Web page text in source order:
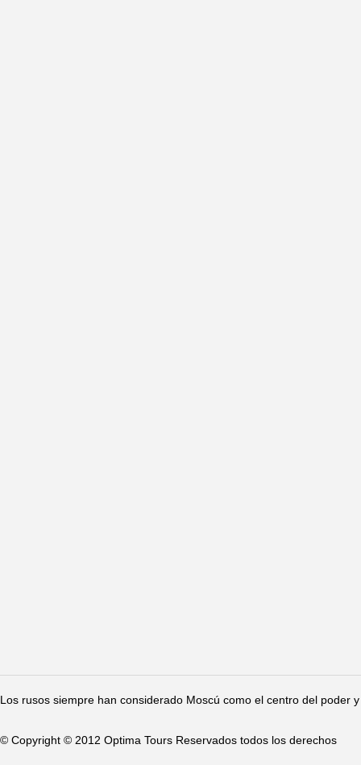
Los rusos siempre han considerado Moscú como el centro del poder
© Copyright © 2012 Optima Tours Reservados todos los derechos